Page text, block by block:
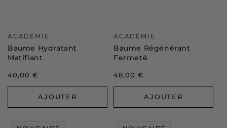
Distributeur :
ACADÉMIE
Baume Hydratant
Matifiant
Prix
40,00 €
AJOUTER
Distributeur :
ACADÉMIE
Baume Régénérant
Fermeté
Prix
48,00 €
AJOUTER